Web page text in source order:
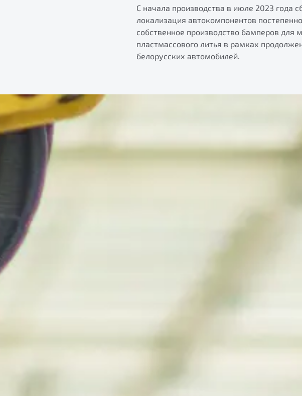
С начала производства в июле 2023 года
локализация автокомпонентов
собственное производство бамперов
пластмассового литья в рамках
белорусских автомобилей.